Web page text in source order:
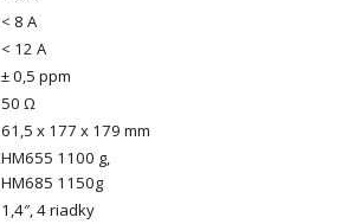
< 8 A
< 12 A
± 0,5 ppm
50 Ω
61,5 x 177 x 179 mm
HM655 1100 g,
HM685 1150g
1,4″, 4 riadky